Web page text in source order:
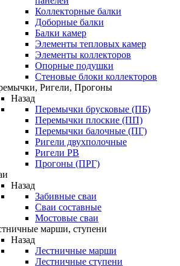
Коллекторные балки
Доборные балки
Балки камер
Элементы тепловых камер
Элементы коллекторов
Опорные подушки
Стеновые блоки коллекторов
Ригели, Прогоны
Назад
Перемычки брусковые (ПБ)
Перемычки плоские (ПП)
Перемычки балочные (ПГ)
Ригели двухполочные
Ригели РВ
Прогоны (ПРГ)
Назад
Забивные сваи
Сваи составные
Мостовые сваи
марши, ступени
Назад
Лестничные марши
Лестничные ступени